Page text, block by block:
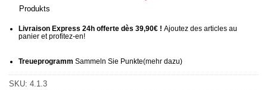
Produkts
Livraison Express 24h offerte dès 39,90€ ! Ajoutez des articles au
panier et profitez-en!
Treueprogramm Sammeln Sie Punkte(mehrdazu)
SKU: 4.1.3